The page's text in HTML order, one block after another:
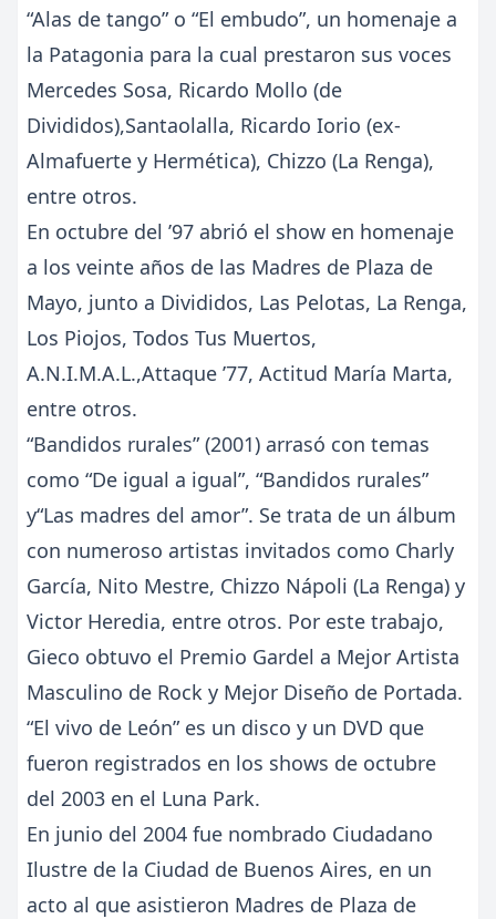
“Alas de tango” o “El embudo”, un homenaje a
la Patagonia para la cual prestaron sus voces
Mercedes Sosa, Ricardo Mollo (de
Divididos),Santaolalla, Ricardo Iorio (ex-
Almafuerte y Hermética), Chizzo (La Renga),
entre otros.
En octubre del ’97 abrió el show en homenaje
a los veinte años de las Madres de Plaza de
Mayo, junto a Divididos, Las Pelotas, La Renga,
Los Piojos, Todos Tus Muertos,
A.N.I.M.A.L.,Attaque ’77, Actitud María Marta,
entre otros.
“Bandidos rurales” (2001) arrasó con temas
como “De igual a igual”, “Bandidos rurales”
y“Las madres del amor”. Se trata de un álbum
con numeroso artistas invitados como Charly
García, Nito Mestre, Chizzo Nápoli (La Renga) y
Victor Heredia, entre otros. Por este trabajo,
Gieco obtuvo el Premio Gardel a Mejor Artista
Masculino de Rock y Mejor Diseño de Portada.
“El vivo de León” es un disco y un DVD que
fueron registrados en los shows de octubre
del 2003 en el Luna Park.
En junio del 2004 fue nombrado Ciudadano
Ilustre de la Ciudad de Buenos Aires, en un
acto al que asistieron Madres de Plaza de